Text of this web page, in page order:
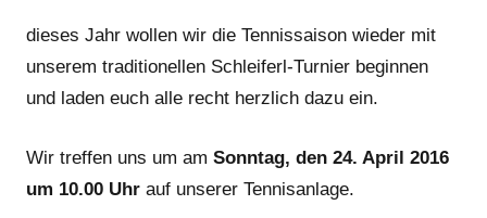
dieses Jahr wollen wir die Tennissaison wieder mit
unserem traditionellen Schleiferl-Turnier beginnen
und laden euch alle recht herzlich dazu ein.
Wir treffen uns um am Sonntag, den 24. April 2016
um 10.00 Uhr auf unserer Tennisanlage.